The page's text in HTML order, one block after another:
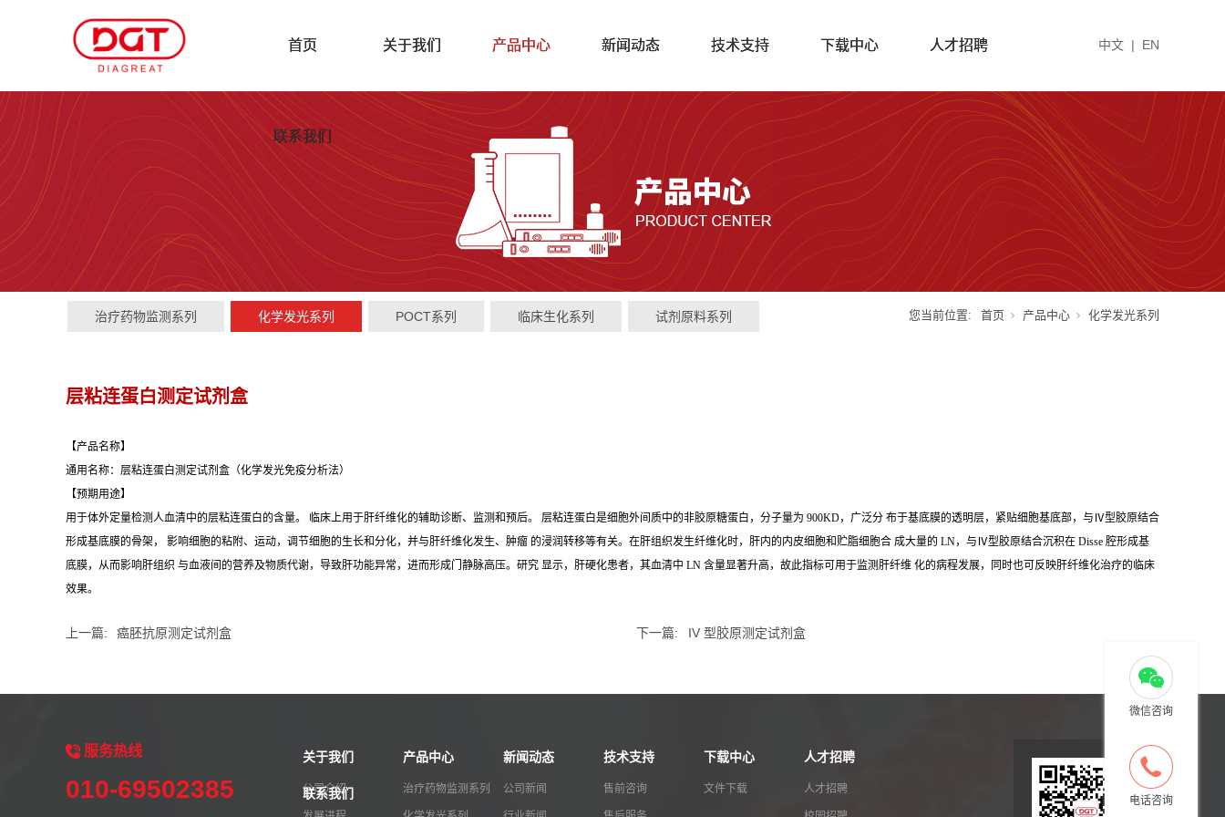
首页 关于我们 产品中心 新闻动态 技术支持 下载中心 人才招聘
联系我们
中文 | EN
治疗药物监测系列 化学发光系列 POCT系列 临床生化系列 试剂原料系列 您当前位置: 首页 产品中心 化学发光系列
层粘连蛋白测定试剂盒
【产品名称】
通用名称：层粘连蛋白测定试剂盒（化学发光免疫分析法）
【预期用途】
用于体外定量检测人血清中的层粘连蛋白的含量。 临床上用于肝纤维化的辅助诊断、监测和预后。 层粘连蛋白是细胞外间质中的非胶原糖蛋白，分子量为 900KD，广泛分 布于基底膜的透明层，紧贴细胞基底部，与Ⅳ型胶原结合
形成基底膜的骨架， 影响细胞的粘附、运动，调节细胞的生长和分化，并与肝纤维化发生、肿瘤 的浸润转移等有关。在肝组织发生纤维化时，肝内的内皮细胞和贮脂细胞合 成大量的 LN，与Ⅳ型胶原结合沉积在 Disse 腔形成基
底膜，从而影响肝组织 与血液间的营养及物质代谢，导致肝功能异常，进而形成门静脉高压。研究 显示，肝硬化患者，其血清中 LN 含量显著升高，故此指标可用于监测肝纤维 化的病程发展，同时也可反映肝纤维化治疗的临床
效果。
上一篇: 癌胚抗原测定试剂盒 下一篇: IV 型胶原测定试剂盒
服务热线
010-69502385
关于我们
公司介绍
产品中心
治疗药物监测系列
新闻动态
公司新闻
技术支持
售前咨询
下载中心
文件下载
人才招聘
人才招聘
联系我们
微信咨询
电话咨询